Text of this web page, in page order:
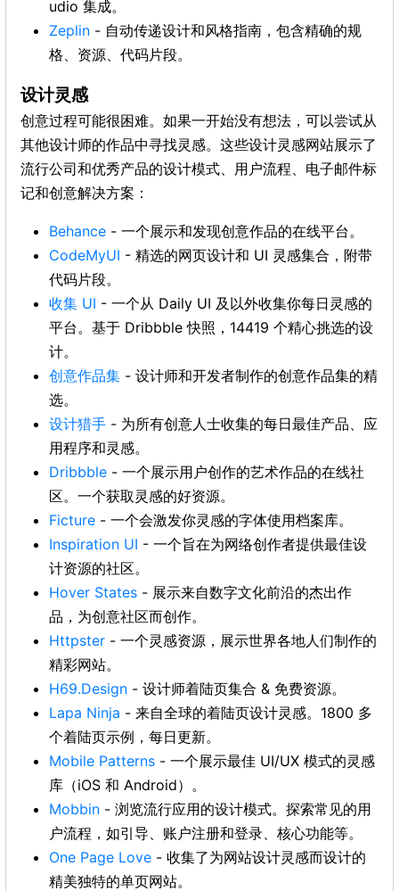
udio 集成。
Zeplin - 自动传递设计和风格指南，包含精确的规
格、资源、代码片段。
设计灵感
创意过程可能很困难。如果一开始没有想法，可以尝试从
其他设计师的作品中寻找灵感。这些设计灵感网站展示了
流行公司和优秀产品的设计模式、用户流程、电子邮件标
记和创意解决方案：
Behance - 一个展示和发现创意作品的在线平台。
CodeMyUI - 精选的网页设计和 UI 灵感集合，附带
代码片段。
收集 UI - 一个从 Daily UI 及以外收集你每日灵感的
平台。基于 Dribbble 快照，14419 个精心挑选的设
计。
创意作品集 - 设计师和开发者制作的创意作品集的精
选。
设计猎手 - 为所有创意人士收集的每日最佳产品、应
用程序和灵感。
Dribbble - 一个展示用户创作的艺术作品的在线社
区。一个获取灵感的好资源。
Ficture - 一个会激发你灵感的字体使用档案库。
Inspiration UI - 一个旨在为网络创作者提供最佳设
计资源的社区。
Hover States - 展示来自数字文化前沿的杰出作
品，为创意社区而创作。
Httpster - 一个灵感资源，展示世界各地人们制作的
精彩网站。
H69.Design - 设计师着陆页集合 & 免费资源。
Lapa Ninja - 来自全球的着陆页设计灵感。1800 多
个着陆页示例，每日更新。
Mobile Patterns - 一个展示最佳 UI/UX 模式的灵感
库（iOS 和 Android）。
Mobbin - 浏览流行应用的设计模式。探索常见的用
户流程，如引导、账户注册和登录、核心功能等。
One Page Love - 收集了为网站设计灵感而设计的
精美独特的单页网站。